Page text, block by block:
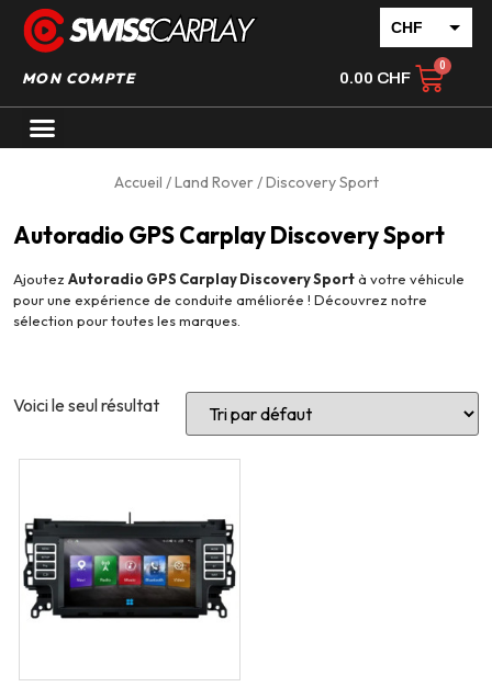
CHF
EUR
MON COMPTE 0.00 CHF
Accueil /Land Rover/ Discovery Sport
Autoradio GPS Carplay Discovery Sport
Ajoutez Autoradio GPS Carplay Discovery Sportà votre véhicule
pour une expérience de conduite améliorée ! Découvrez notre
sélection pour toutes les marques.
Voici le seul résultat